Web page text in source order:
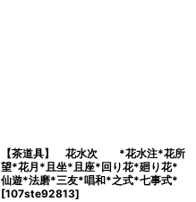
【茶道具】 花水次 *花水注*花所
望*花月*且坐*且座*回り花*廻り花*
仙遊*法磨*三友*唱和*之式*七事式*
[107ste92813]